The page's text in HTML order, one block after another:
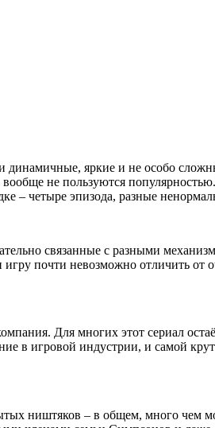
яркие и не особо
не пользуются
– четыре эпизода, разные
связанные с разными
почти невозможно отличить от
Для многих этот сериал
в игровой индустрии, и самой
ништяков – в общем, много чем